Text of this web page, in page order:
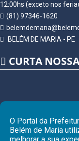
12:00hs (exceto nos
(81) 97346-1620
BELÉM DE MARIA - PE
CURTA
O Portal da
Belém de Maria